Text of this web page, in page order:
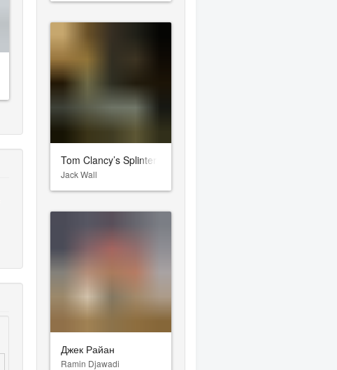
Tom Clancy’s Splinter Cell: Pandora Tomorrow
Jack Wall
Джек Райан
Ramin Djawadi